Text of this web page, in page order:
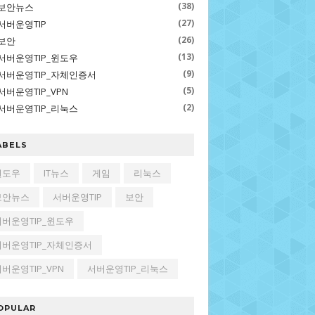
안뉴스 (38)
버운영TIP (27)
안 (26)
버운영TIP_윈도우 (13)
버운영TIP_자체인증서 (9)
버운영TIP_VPN (5)
버운영TIP_리눅스 (2)
우 IT뉴스 게임
리눅스
뉴스
서버운영TIP
보안
운영TIP_윈도우
운영TIP_자체인증서
운영TIP_VPN
서버운영TIP_리눅스